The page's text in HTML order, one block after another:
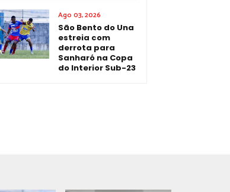
Ago 03, 2026
São Bento do Una
estreia com
derrota para
Sanharó na Copa
do Interior Sub-23